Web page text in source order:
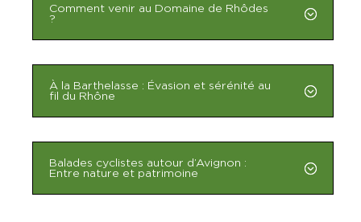
Comment venir au Domaine de Rhôdes
?
À la Barthelasse : Évasion et sérénité au
fil du Rhône
Balades cyclistes autour d’Avignon :
Entre nature et patrimoine